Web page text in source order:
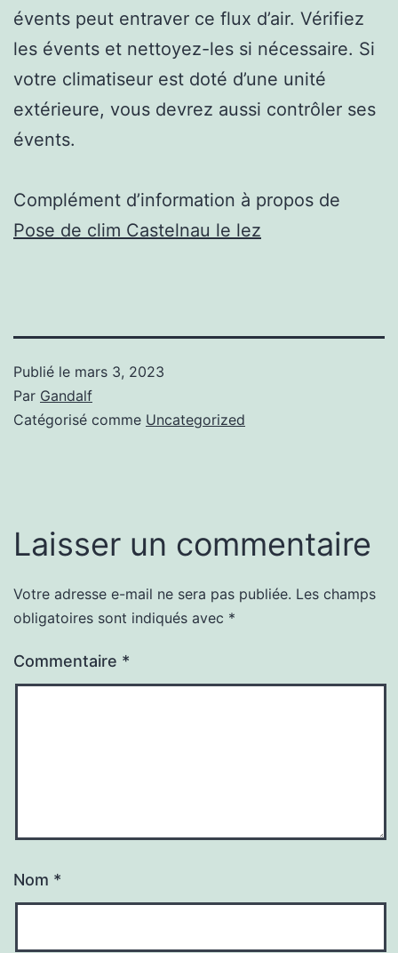
évents peut entraver ce flux d’air. Vérifiez
les évents et nettoyez-les si nécessaire. Si
votre climatiseur est doté d’une unité
extérieure, vous devrez aussi contrôler ses
évents.
Complément d’information à propos de
Pose de clim Castelnau le lez
Publié le mars 3, 2023
Par Gandalf
Catégorisé comme Uncategorized
Laisser un commentaire
Votre adresse e-mail ne sera pas publiée. Les champs
obligatoires sont indiqués avec *
Commentaire *
Nom *